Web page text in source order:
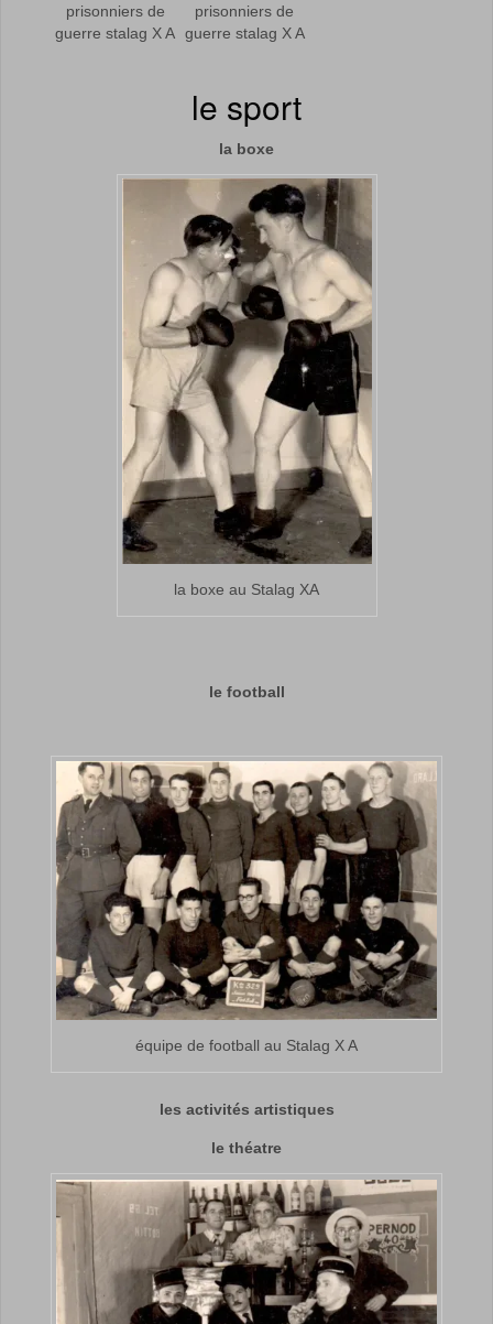
prisonniers de
guerre stalag X A
prisonniers de
guerre stalag X A
le sport
la boxe
la boxe au Stalag XA
le football
équipe de football au Stalag X A
les activités artistiques
le théatre